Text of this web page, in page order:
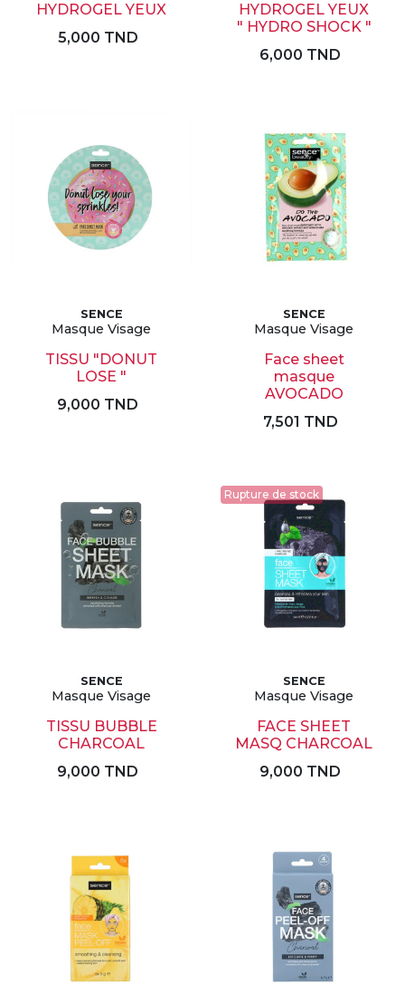
HYDROGEL YEUX
5,000 TND
HYDROGEL YEUX
" HYDRO SHOCK "
6,000 TND
SENCE
Masque Visage
TISSU "DONUT
LOSE "
9,000 TND
SENCE
Masque Visage
Face sheet
masque
AVOCADO
7,501 TND
SENCE
Masque Visage
TISSU BUBBLE
CHARCOAL
9,000 TND
Rupture de stock
SENCE
Masque Visage
FACE SHEET
MASQ CHARCOAL
9,000 TND